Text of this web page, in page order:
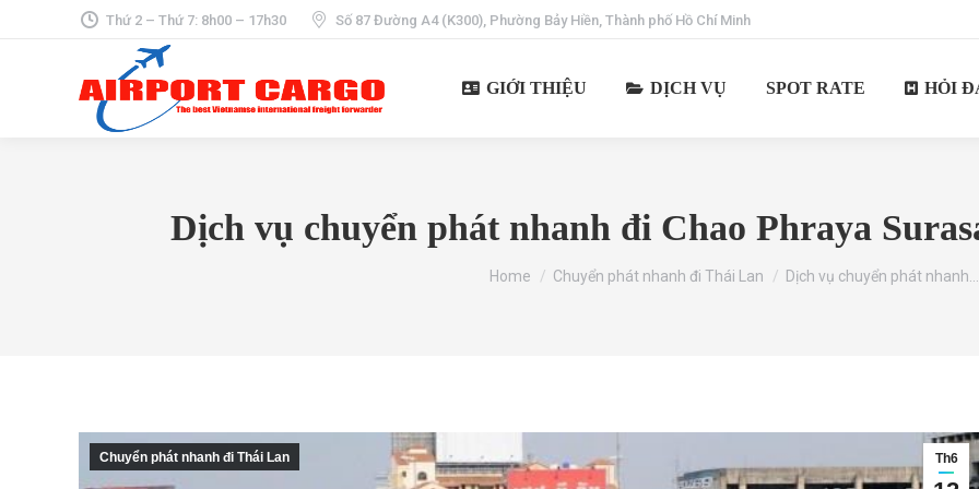
Thứ 2 – Thứ 7: 8h00 – 17h30 Số 87 Đường A4 (K300), Phường Bảy Hiền, Thành phố Hồ Chí Minh
GIỚI THIỆU DỊCH VỤ SPOT RATE HỎI
Dịch vụ chuyển phát nhanh đi Chao Phraya
You are here:
Home Chuyển phát nhanh đi Thái Lan Dịch vụ chuyển phát nhanh…
Th6
Chuyển phát nhanh đi Thái Lan